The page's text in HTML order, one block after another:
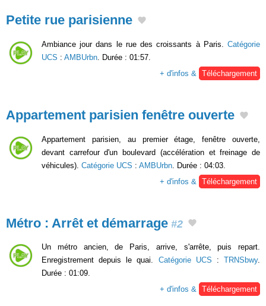
Petite rue parisienne
Ambiance jour dans le rue des croissants à Paris. Catégorie
UCS : AMBUrbn . Durée : 01:57.
+ d'infos &
Téléchargement
Appartement parisien fenêtre ouverte
Appartement parisien, au premier étage, fenêtre ouverte,
devant carrefour d'un boulevard (accélération et freinage de
véhicules). Catégorie UCS : AMBUrbn . Durée : 04:03.
+ d'infos &
Téléchargement
Métro : Arrêt et démarrage #2
Un métro ancien, de Paris, arrive, s'arrête, puis repart.
Enregistrement depuis le quai. Catégorie UCS :TRNSbwy.
Durée : 01:09.
+ d'infos & Téléchargement